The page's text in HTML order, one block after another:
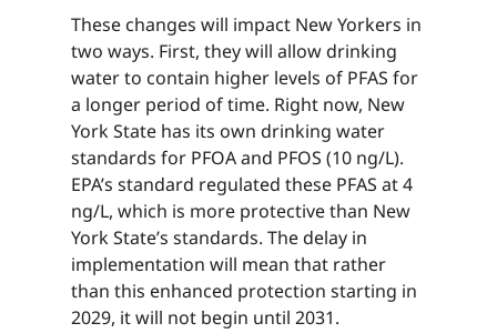
These changes will impact New Yorkers in
two ways. First, they will allow drinking
water to contain higher levels of PFAS for
a longer period of time. Right now, New
York State has its own drinking water
standards for PFOA and PFOS (10 ng/L).
EPA’s standard regulated these PFAS at 4
ng/L, which is more protective than New
York State’s standards. The delay in
implementation will mean that rather
than this enhanced protection starting in
2029, it will not begin until 2031.